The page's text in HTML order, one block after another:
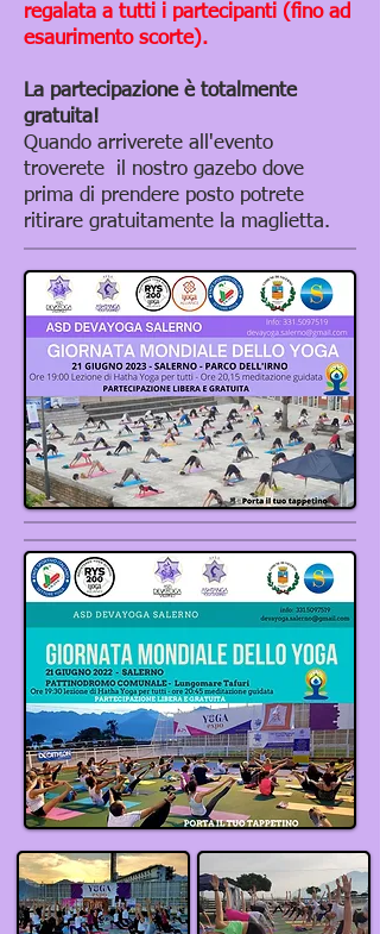
regalata a tutti i partecipanti (fino ad
esaurimento scorte).
La partecipazione è totalmente
gratuita!
Quando arriverete all'evento
troverete il nostro gazebo dove
prima di prendere posto potrete
ritirare gratuitamente la maglietta.